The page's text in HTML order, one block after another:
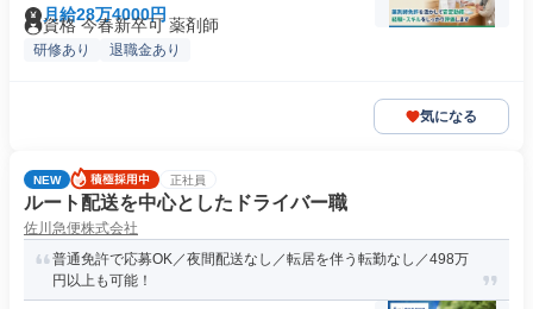
月給28万4000円
資格 今春新卒可 薬剤師
研修あり 退職金あり
気になる
NEW 正社員
ルート配送を中心としたドライバー職
佐川急便株式会社
普通免許で応募OK／夜間配送なし／転居を伴う転勤なし／498万
円以上も可能！